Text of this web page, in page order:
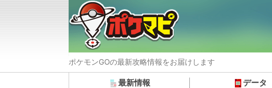
ポケモンGOの最新攻略情報をお届けします
最新情報 データ